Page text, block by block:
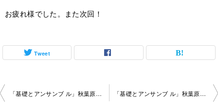
お疲れ様でした。また次回！
Tweet
投
「基礎とアンサンブ ル」秋葉原教室202 4-03-08-no0008-1023 「基礎とアンサンブ ル」秋葉原教室202 4-03-27-no0008-1024